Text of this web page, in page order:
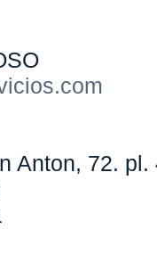
Anton, 72. pl.